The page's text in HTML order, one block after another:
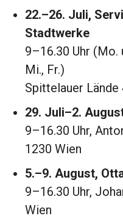
22.–26. Juli,
Stadtwerke
9–16.30 Uhr (Mo.
Mi., Fr.)
Spittelauer Lände
29. Juli–2.
9–16.30 Uhr,
1230 Wien
5.–9. August,
9–16.30 Uhr,
Wien